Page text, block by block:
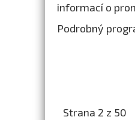
informací o
Podrobný
Strana 2 z 50